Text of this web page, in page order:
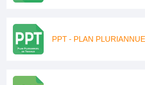
PPT - PLAN